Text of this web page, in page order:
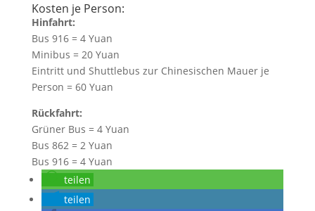
Kosten je Person:
Hinfahrt:
Bus 916 = 4 Yuan
Minibus = 20 Yuan
Eintritt und Shuttlebus zur Chinesischen Mauer je
Person = 60 Yuan
Rückfahrt:
Grüner Bus = 4 Yuan
Bus 862 = 2 Yuan
Bus 916 = 4 Yuan
teilen
teilen